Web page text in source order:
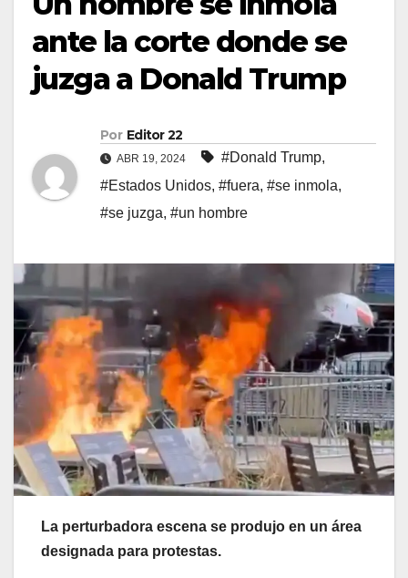
ante la corte donde se
juzga a Donald Trump
Por Editor 22
ABR 19, 2024 #Donald Trump,
#Estados Unidos, #fuera, #se inmola,
#se juzga, #un hombre
La perturbadora escena se produjo en un área
designada para protestas.